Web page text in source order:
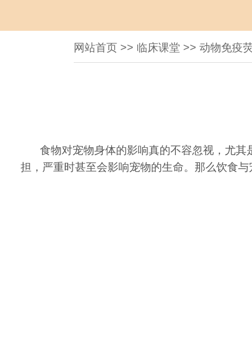
网站首页 >> 临床课堂 >> 动物免疫
食物对宠物身体的影响真的不容忽视，尤
担，严重时甚至会影响宠物的生命。那么饮食